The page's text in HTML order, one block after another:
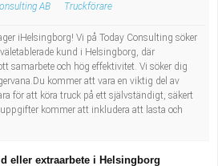
AB Truckförare
iHelsingborg! Vi på Today Consulting söker
kund i Helsingborg, där
samarbete och hög effektivitet. Vi söker dig
kommer att vara en viktig del av
för att köra truck på ett självständigt, säkert
kommer att inkludera att lasta och
eller extraarbete i Helsingborg